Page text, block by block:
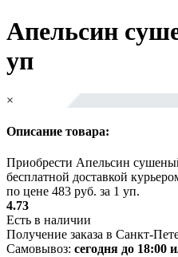
Апельсин
уп
×
Описание товара:
Приобрести Апельсин
бесплатной доставкой
по цене 483 руб. за 1 уп.
4.73
Есть в наличии
Получение заказа в Санкт-
Самовывоз: сегодня до 18:00